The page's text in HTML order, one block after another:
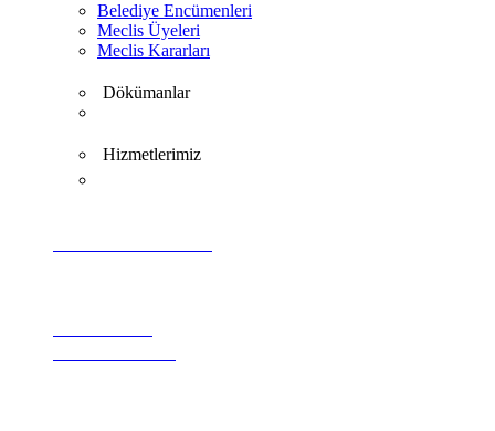
Belediye Encümenleri
Meclis Üyeleri
Meclis Kararları
Dökümanlar
Hizmetlerimiz